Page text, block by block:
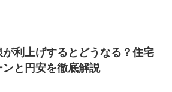
が利上げするとどうなる？住宅
ンと円安を徹底解説